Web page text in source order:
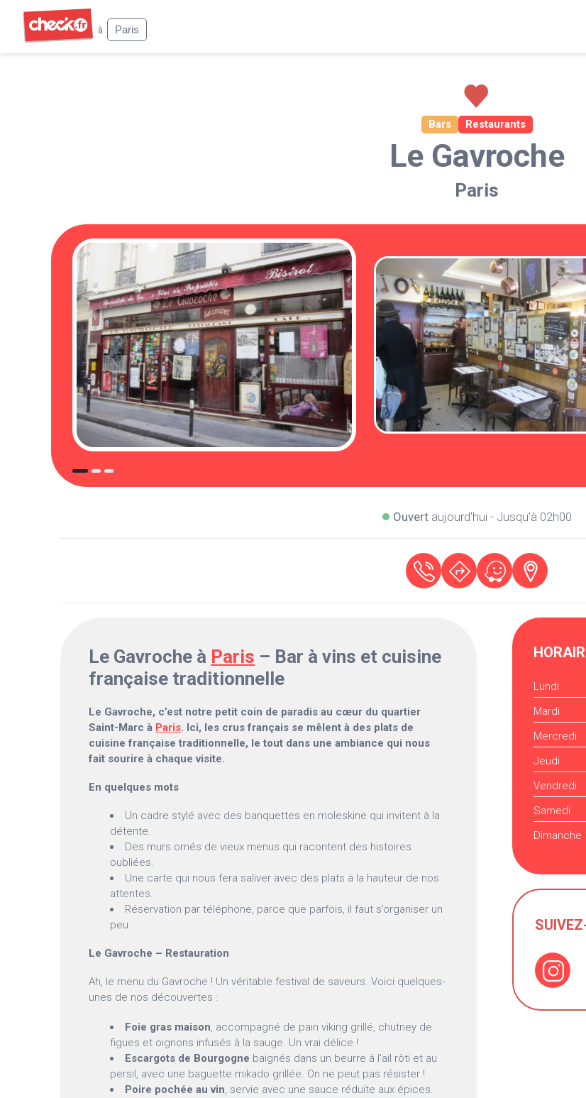
à
Paris
Bars Restaurants
Le Gavroche
Paris
Ouvertaujourd'hui - Jusqu'à 02h00
Le Gavroche à Paris – Bar à vins et cuisine
française traditionnelle
Le Gavroche, c’est notre petit coin de paradis au cœur du quartier
Saint-Marc à Paris. Ici, les crus français se mêlent à des plats de
cuisine française traditionnelle, le tout dans une ambiance qui nous
fait sourire à chaque visite.
En quelques mots
Un cadre stylé avec des banquettes en moleskine qui invitent à la
détente.
Des murs ornés de vieux menus qui racontent des histoires
oubliées.
Une carte qui nous fera saliver avec des plats à la hauteur de nos
attentes.
Réservation par téléphone, parce que parfois, il faut s’organiser un
peu.
Le Gavroche – Restauration
Ah, le menu du Gavroche ! Un véritable festival de saveurs. Voici quelques-
unes de nos découvertes :
Foie gras maison, accompagné de pain viking grillé, chutney de
figues et oignons infusés à la sauge. Un vrai délice !
Escargots de Bourgogne baignés dans un beurre à l’ail rôti et au
persil, avec une baguette mikado grillée. On ne peut pas résister !
Poire pochée au vin, servie avec une sauce réduite aux épices.
Lundi
Mardi
Mercredi
Jeudi
Vendredi
Samedi
Dimanche